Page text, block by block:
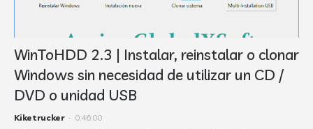
WinToHDD 2.3 | Instalar, reinstalar o clonar
Windows sin necesidad de utilizar un CD /
DVD o unidad USB
Kiketrucker - 0:46:00